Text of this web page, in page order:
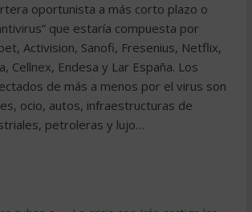
oportunista a más corto plazo o
que estaría compuesta por
Activision, Sanofi, Fresenius, Netflix,
Cellnex, Endesa y Lar España. Los
de más a menos por el virus son
ocio, autos, infraestructuras de
petroleras y lujo…